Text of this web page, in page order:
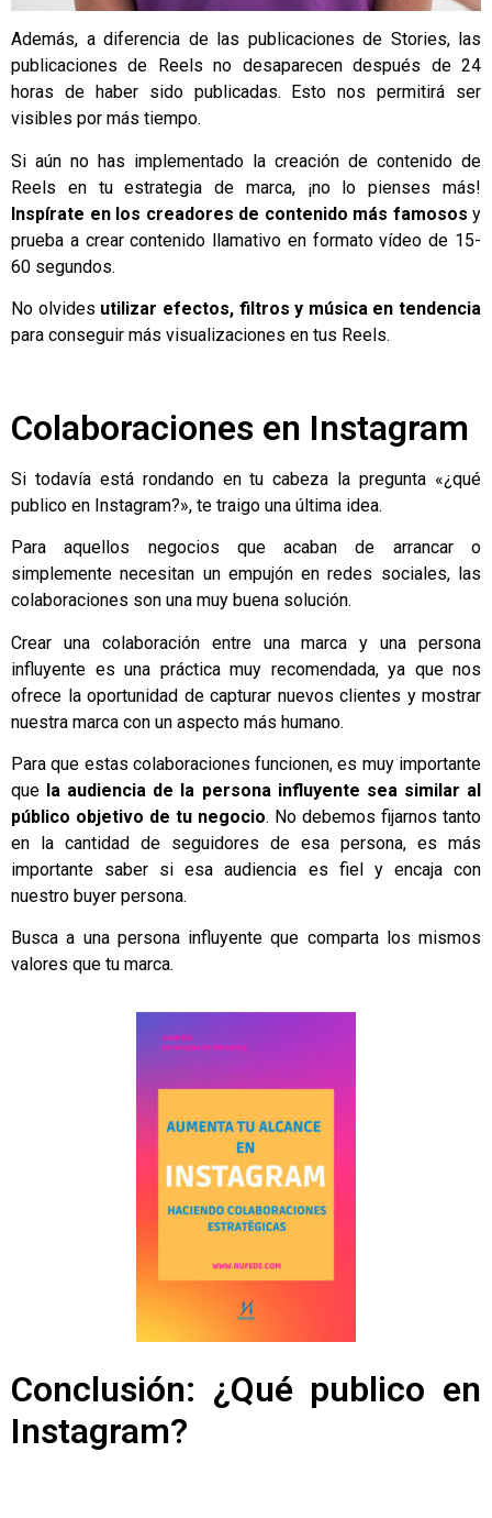
Además, a diferencia de las publicaciones de Stories, las
publicaciones de Reels no desaparecen después de 24
horas de haber sido publicadas. Esto nos permitirá ser
visibles por más tiempo.
Si aún no has implementado la creación de contenido de
Reels en tu estrategia de marca, ¡no lo pienses más!
Inspírate en los creadores de contenido más famosos y
prueba a crear contenido llamativo en formato vídeo de 15-
60 segundos.
No olvides utilizar efectos, filtros y música en tendencia
para conseguir más visualizaciones en tus Reels.
Colaboraciones en Instagram
Si todavía está rondando en tu cabeza la pregunta «¿qué
publico en Instagram?», te traigo una última idea.
Para aquellos negocios que acaban de arrancar o
simplemente necesitan un empujón en redes sociales, las
colaboraciones son una muy buena solución.
Crear una colaboración entre una marca y una persona
influyente es una práctica muy recomendada, ya que nos
ofrece la oportunidad de capturar nuevos clientes y mostrar
nuestra marca con un aspecto más humano.
Para que estas colaboraciones funcionen, es muy importante
que la audiencia de la persona influyente sea similar al
público objetivo de tu negocio. No debemos fijarnos tanto
en la cantidad de seguidores de esa persona, es más
importante saber si esa audiencia es fiel y encaja con
nuestro buyer persona.
Busca a una persona influyente que comparta los mismos
valores que tu marca.
Conclusión: ¿Qué publico en
Instagram?